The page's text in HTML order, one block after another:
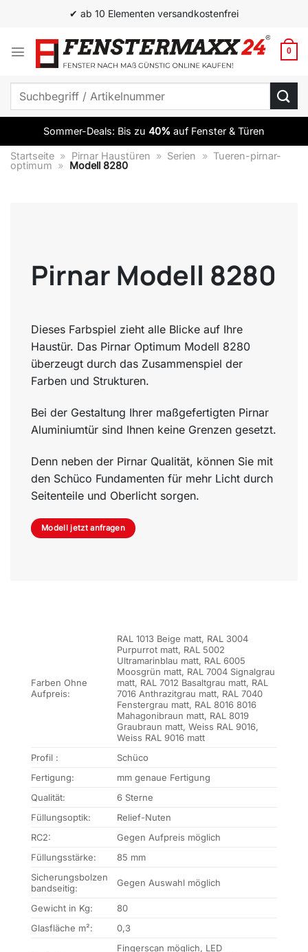
springen
✔ ab 10 Elementen versandkostenfrei
0
Suchen
Sommer-Deals: Bis zu 40% auf Fenster & Türen
Startseite » Pirnar Haustüren » Serien » Tueren-pirnar-
optimum » Modell 8280
Pirnar Modell 8280
Dieses Farbspiel zieht alle Blicke auf Ihre
Haustür. Das Pirnar Optimum Modell 8280
überzeugt durch das Zusammenspiel der
Farben und Strukturen.
Bei der Gestaltung Ihrer maßgefertigten Pirnar
Aluminiumtür sind Ihnen keine Grenzen gesetzt.
Denn neben der Pirnar Qualität, können Sie mit
den Schüco Fundamenten für mehr Licht durch
Seitenteile und Oberlicht sorgen.
Modell jetzt anfragen
Farben Ohne
Aufpreis:
RAL 1013 Beige matt, RAL 3004
Purpurrot matt, RAL 5002
Ultramarinblau matt, RAL 6005
Moosgrün matt, RAL 7004 Signalgrau
matt, RAL 7012 Basaltgrau matt, RAL
7016 Anthrazitgrau matt, RAL 7040
Fenstergrau matt, RAL 8016 8016
Mahagonibraun matt, RAL 8019
Graubraun matt, Weiss RAL 9016,
Weiss RAL 9016 matt
Profil :
Schüco
Fertigung:
mm genaue Fertigung
Qualität:
6 Sterne
Füllungsoptik:
Relief-Nuten
RC2:
Gegen Aufpreis möglich
Füllungsstärke:
85 mm
Sicherungsbolzen
bandseitig:
Gegen Auswahl möglich
Gewicht in Kg:
80
Glasfläche m²:
0,3
Fingerscan möglich, LED